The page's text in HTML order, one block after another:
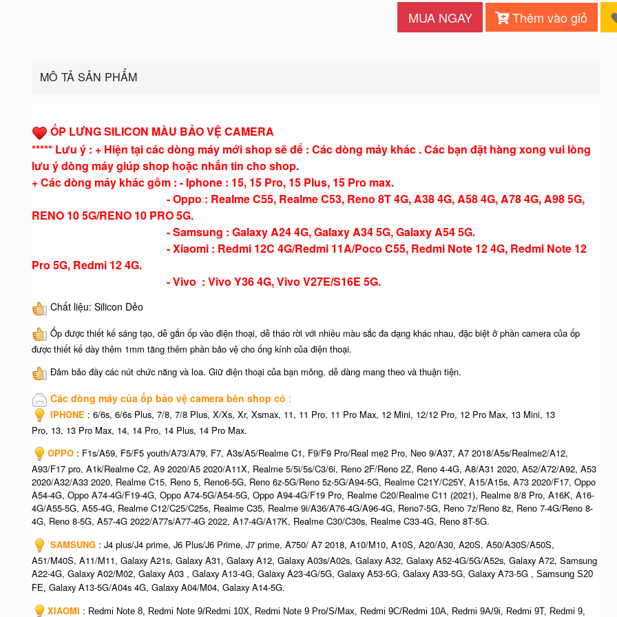
MUA NGAY Thêm vào giỏ
MÔ TẢ SẢN PHẨM
ỐP LƯNG SILICON MÀU BẢO VỆ CAMERA
***** Lưu ý : + Hiện tại các dòng máy mới shop sẽ để : Các dòng máy khác . Các bạn đặt hàng xong vui lòng
lưu ý dòng máy giúp shop hoặc nhắn tin cho shop.
+ Các dòng máy khác gồm : - Iphone : 15, 15 Pro, 15 Plus, 15 Pro max.
- Oppo : Realme C55, Realme C53, Reno 8T 4G, A38 4G, A58 4G, A78 4G, A98 5G,
RENO 10 5G/RENO 10 PRO 5G.
- Samsung : Galaxy A24 4G, Galaxy A34 5G, Galaxy A54 5G.
- Xiaomi : Redmi 12C 4G/Redmi 11A/Poco C55, Redmi Note 12 4G, Redmi Note 12
Pro 5G, Redmi 12 4G.
- Vivo : Vivo Y36 4G, Vivo V27E/S16E 5G.
Chất liệu: Silicon Dẻo
Ốp được thiết kế sáng tạo, dễ gắn ốp vào điện thoại, dễ tháo rời với nhiều màu sắc đa dạng khác nhau, đặc biệt ở phần camera của ốp
được thiết kế dày thêm 1mm tăng thêm phần bảo vệ cho ống kính của điện thoại.
Đảm bảo đầy các nút chức năng và loa. Giữ điện thoại của bạn mỏng, dễ dàng mang theo và thuận tiện.
Các dòng máy của ốp bảo vệ camera bên shop có :
IPHONE : 6/6s, 6/6s Plus, 7/8, 7/8 Plus, X/Xs, Xr, Xsmax, 11, 11 Pro, 11 Pro Max, 12 Mini, 12/12 Pro, 12 Pro Max, 13 Mini, 13
Pro, 13, 13 Pro Max, 14, 14 Pro, 14 Plus, 14 Pro Max.
OPPO : F1s/A59, F5/F5 youth/A73/A79, F7, A3s/A5/Realme C1, F9/F9 Pro/Real me2 Pro, Neo 9/A37, A7 2018/A5s/Realme2/A12,
A93/F17 pro, A1k/Realme C2, A9 2020/A5 2020/A11X, Realme 5/5i/5s/C3/6i, Reno 2F/Reno 2Z, Reno 4-4G, A8/A31 2020, A52/A72/A92, A53
2020/A32/A33 2020, Realme C15, Reno 5, Reno6-5G, Reno 6z-5G/Reno 5z-5G/A94-5G, Realme C21Y/C25Y, A15/A15s, A73 2020/F17, Oppo
A54-4G, Oppo A74-4G/F19-4G, Oppo A74-5G/A54-5G, Oppo A94-4G/F19 Pro, Realme C20/Realme C11 (2021), Realme 8/8 Pro, A16K, A16-
4G/A55-5G, A55-4G, Realme C12/C25/C25s, Realme C35, Realme 9i/A36/A76-4G/A96-4G, Reno7-5G, Reno 7z/Reno 8z, Reno 7-4G/Reno 8-
4G, Reno 8-5G, A57-4G 2022/A77s/A77-4G 2022, A17-4G/A17K, Realme C30/C30s, Realme C33-4G, Reno 8T-5G.
SAMSUNG : J4 plus/J4 prime, J6 Plus/J6 Prime, J7 prime, A750/ A7 2018, A10/M10, A10S, A20/A30, A20S, A50/A30S/A50S,
A51/M40S, A11/M11, Galaxy A21s, Galaxy A31, Galaxy A12, Galaxy A03s/A02s, Galaxy A32, Galaxy A52-4G/5G/A52s, Galaxy A72, Samsung
A22-4G, Galaxy A02/M02, Galaxy A03 , Galaxy A13-4G, Galaxy A23-4G/5G, Galaxy A53-5G, Galaxy A33-5G, Galaxy A73-5G , Samsung S20
FE, Galaxy A13-5G/A04s 4G, Galaxy A04/M04, Galaxy A14-5G.
XIAOMI : Redmi Note 8, Redmi Note 9/Redmi 10X, Redmi Note 9 Pro/S/Max, Redmi 9C/Redmi 10A, Redmi 9A/9i, Redmi 9T, Redmi 9,